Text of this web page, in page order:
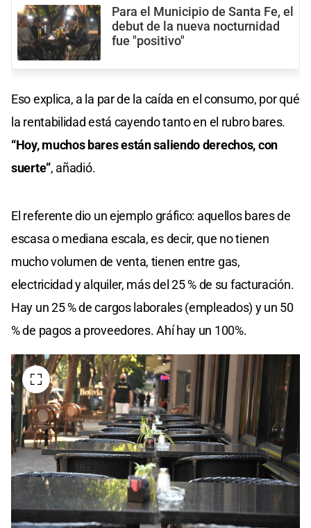
Para el Municipio de Santa Fe, el
debut de la nueva nocturnidad
fue "positivo"
Eso explica, a la par de la caída en el consumo, por qué
la rentabilidad está cayendo tanto en el rubro bares.
“Hoy, muchos bares están saliendo derechos, con
suerte”, añadió.
El referente dio un ejemplo gráfico: aquellos bares de
escasa o mediana escala, es decir, que no tienen
mucho volumen de venta, tienen entre gas,
electricidad y alquiler, más del 25 % de su facturación.
Hay un 25 % de cargos laborales (empleados) y un 50
% de pagos a proveedores. Ahí hay un 100%.